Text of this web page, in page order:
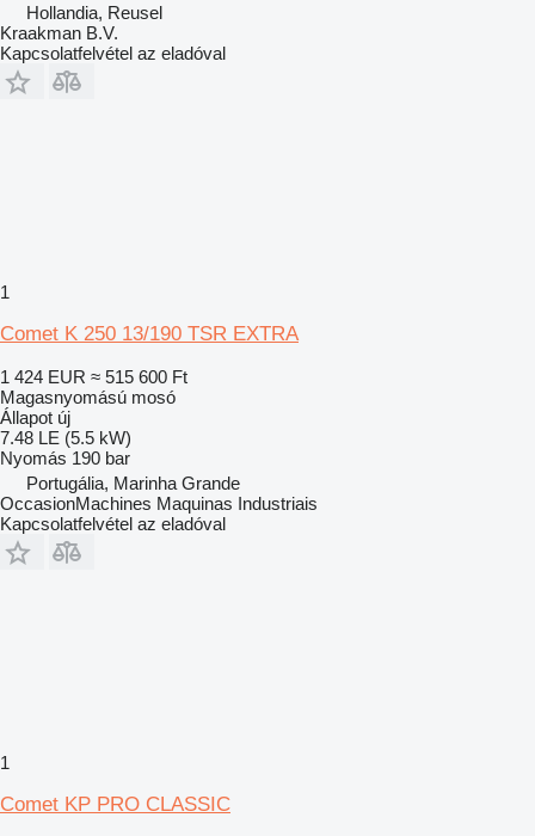
Hollandia, Reusel
Kraakman B.V.
Kapcsolatfelvétel az eladóval
1
Comet K 250 13/190 TSR EXTRA
1 424 EUR ≈ 515 600 Ft
Magasnyomású mosó
Állapot új
7.48 LE (5.5 kW)
Nyomás 190 bar
Portugália, Marinha Grande
OccasionMachines Maquinas Industriais
Kapcsolatfelvétel az eladóval
1
Comet KP PRO CLASSIC